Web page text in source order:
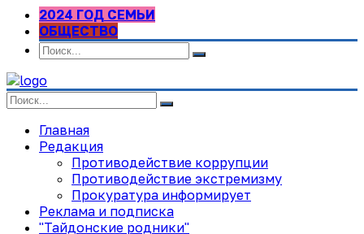
2024 ГОД СЕМЬИ
ОБЩЕСТВО
Главная
Редакция
Противодействие коррупции
Противодействие экстремизму
Прокуратура информирует
Реклама и подписка
"Тайдонские родники"